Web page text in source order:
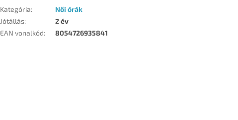
Kategória:
Női órák
Jótállás:
2 év
EAN vonalkód: 8054726935841